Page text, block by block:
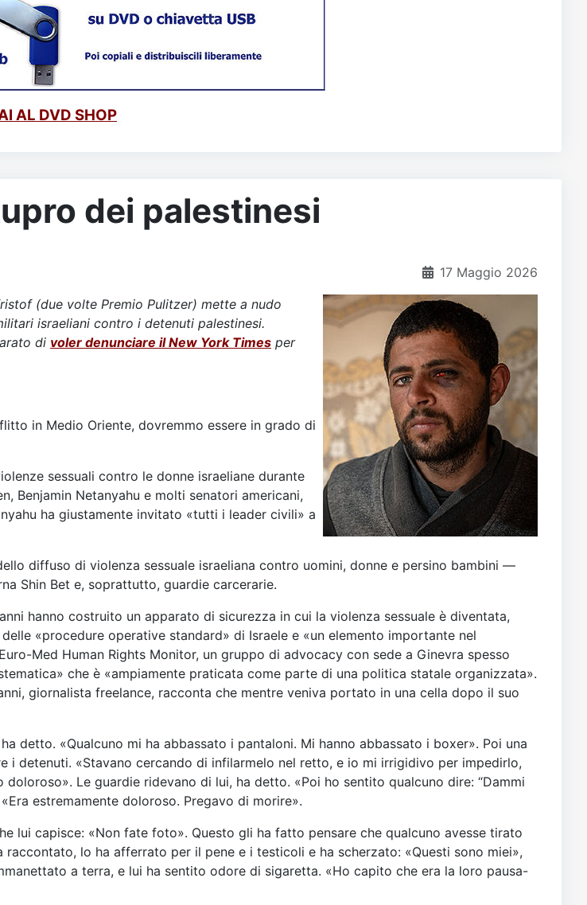
AL DVD SHOP
dei palestinesi
17 Maggio 2026
(due volte Premio Pulitzer) mette a nudo
israeliani contro i detenuti palestinesi.
di voler denunciare il New York Times per
in Medio Oriente, dovremmo essere in grado di
sessuali contro le donne israeliane durante
Benjamin Netanyahu e molti senatori americani,
ha giustamente invitato «tutti i leader civili» a
diffuso di violenza sessuale israeliana contro uomini, donne e persino bambini —
Shin Bet e, soprattutto, guardie carcerarie.
hanno costruito un apparato di sicurezza in cui la violenza sessuale è diventata,
«procedure operative standard» di Israele e «un elemento importante nel
Med Human Rights Monitor, un gruppo di advocacy con sede a Ginevra spesso
che è «ampiamente praticata come parte di una politica statale organizzata».
giornalista freelance, racconta che mentre veniva portato in una cella dopo il suo
detto. «Qualcuno mi ha abbassato i pantaloni. Mi hanno abbassato i boxer». Poi una
detenuti. «Stavano cercando di infilarmelo nel retto, e io mi irrigidivo per impedirlo,
Le guardie ridevano di lui, ha detto. «Poi ho sentito qualcuno dire: “Dammi
estremamente doloroso. Pregavo di morire».
lui capisce: «Non fate foto». Questo gli ha fatto pensare che qualcuno avesse tirato
lo ha afferrato per il pene e i testicoli e ha scherzato: «Questi sono miei»,
a terra, e lui ha sentito odore di sigaretta. «Ho capito che era la loro pausa-